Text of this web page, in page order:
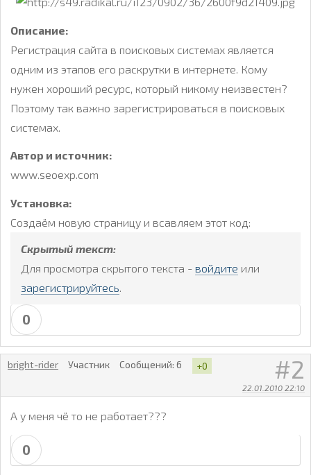
Описание:
Регистрация сайта в поисковых системах является
одним из этапов его раскрутки в интернете. Кому
нужен хороший ресурс, который никому неизвестен?
Поэтому так важно зарегистрироваться в поисковых
системах.
Автор и источник:
www.seoexp.com
Установка:
Создаём новую страницу и всавляем этот код:
Скрытый текст:
Для просмотра скрытого текста - войдите или
зарегистрируйтесь.
0
2
22.01.2010 22:10
bright-rider Участник Сообщений: 6 +0
А у меня чё то не работает???
0